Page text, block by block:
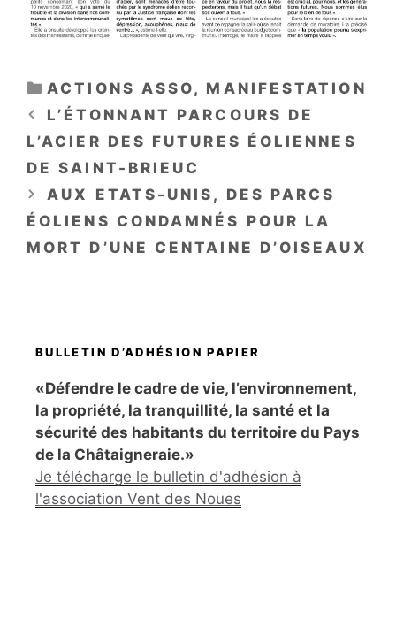
CATÉGORIES
ACTIONS ASSO, MANIFESTATION
L’ÉTONNANT PARCOURS DE
L’ACIER DES FUTURES ÉOLIENNES
DE SAINT-BRIEUC
AUX ETATS-UNIS, DES PARCS
ÉOLIENS CONDAMNÉS POUR LA
MORT D’UNE CENTAINE D’OISEAUX
BULLETIN D’ADHÉSION PAPIER
«Défendre le cadre de vie, l’environnement,
la propriété, la tranquillité, la santé et la
sécurité des habitants du territoire du Pays
de la Châtaigneraie.»
Je télécharge le bulletin d'adhésion à
l'association Vent des Noues